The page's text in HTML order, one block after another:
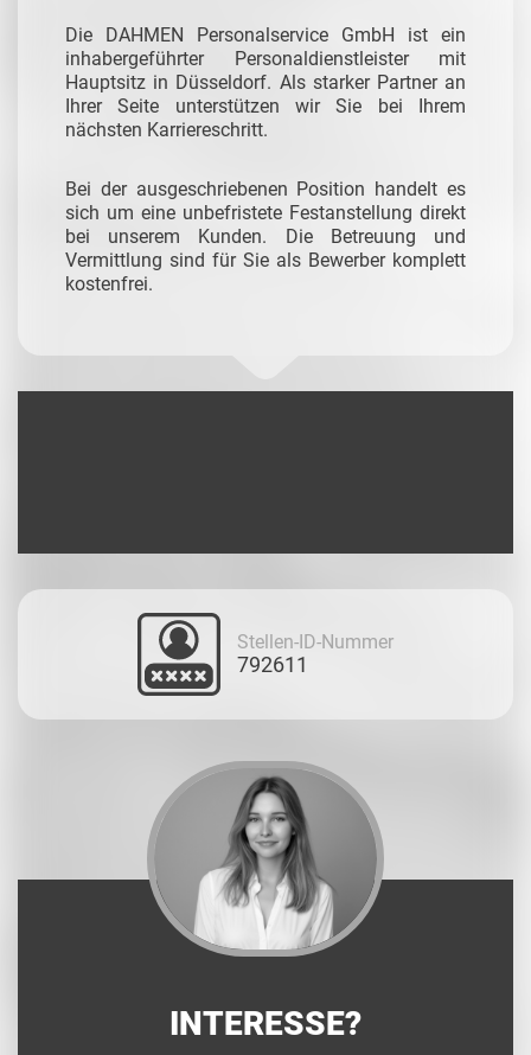
Die DAHMEN Personalservice GmbH ist ein
inhabergeführter Personaldienstleister mit
Hauptsitz in Düsseldorf. Als starker Partner an
Ihrer Seite unterstützen wir Sie bei Ihrem
nächsten Karriereschritt.
Bei der ausgeschriebenen Position handelt es
sich um eine unbefristete Festanstellung direkt
bei unserem Kunden. Die Betreuung und
Vermittlung sind für Sie als Bewerber komplett
kostenfrei.
Stellen-ID-Nummer
792611
INTERESSE?